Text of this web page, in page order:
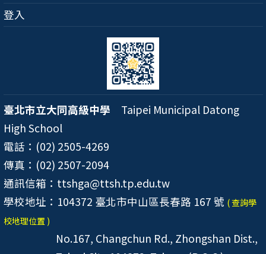
登入
臺北市立大同高級中學 Taipei Municipal Datong
High School
電話：(02) 2505-4269
傳真：(02) 2507-2094
通訊信箱：ttshga@ttsh.tp.edu.tw
學校地址：104372 臺北市中山區長春路 167 號 ( 查詢學
校地理位置 )
No.167, Changchun Rd., Zhongshan Dist.,